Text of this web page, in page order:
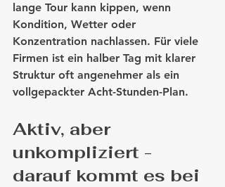
lange Tour kann kippen, wenn
Kondition, Wetter oder
Konzentration nachlassen. Für viele
Firmen ist ein halber Tag mit klarer
Struktur oft angenehmer als ein
vollgepackter Acht-Stunden-Plan.
Aktiv, aber
unkompliziert -
darauf kommt es bei